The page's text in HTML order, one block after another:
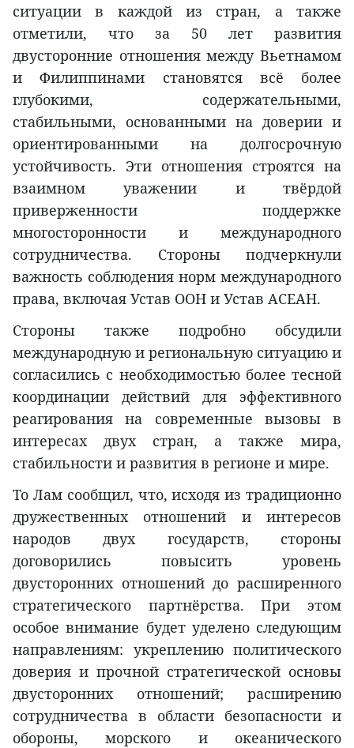
ситуации в каждой из стран, а также
отметили, что за 50 лет развития
двусторонние отношения между Вьетнамом
и Филиппинами становятся всё более
глубокими, содержательными,
стабильными, основанными на доверии и
ориентированными на долгосрочную
устойчивость. Эти отношения строятся на
взаимном уважении и твёрдой
приверженности поддержке
многосторонности и международного
сотрудничества. Стороны подчеркнули
важность соблюдения норм международного
права, включая Устав ООН и Устав АСЕАН.
Стороны также подробно обсудили
международную и региональную ситуацию и
согласились с необходимостью более тесной
координации действий для эффективного
реагирования на современные вызовы в
интересах двух стран, а также мира,
стабильности и развития в регионе и мире.
То Лам сообщил, что, исходя из традиционно
дружественных отношений и интересов
народов двух государств, стороны
договорились повысить уровень
двусторонних отношений до расширенного
стратегического партнёрства. При этом
особое внимание будет уделено следующим
направлениям: укреплению политического
доверия и прочной стратегической основы
двусторонних отношений; расширению
сотрудничества в области безопасности и
обороны, морского и океанического